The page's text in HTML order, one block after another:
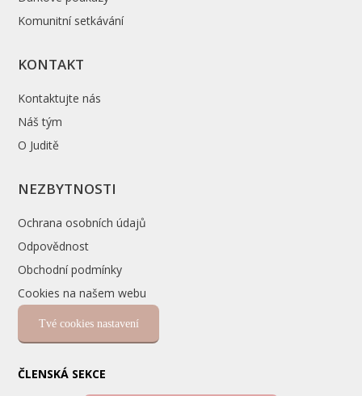
Komunitní setkávání
KONTAKT
Kontaktujte nás
Náš tým
O Juditě
NEZBYTNOSTI
Ochrana osobních údajů
Odpovědnost
Obchodní podmínky
Cookies na našem webu
Tvé cookies nastavení
ČLENSKÁ SEKCE